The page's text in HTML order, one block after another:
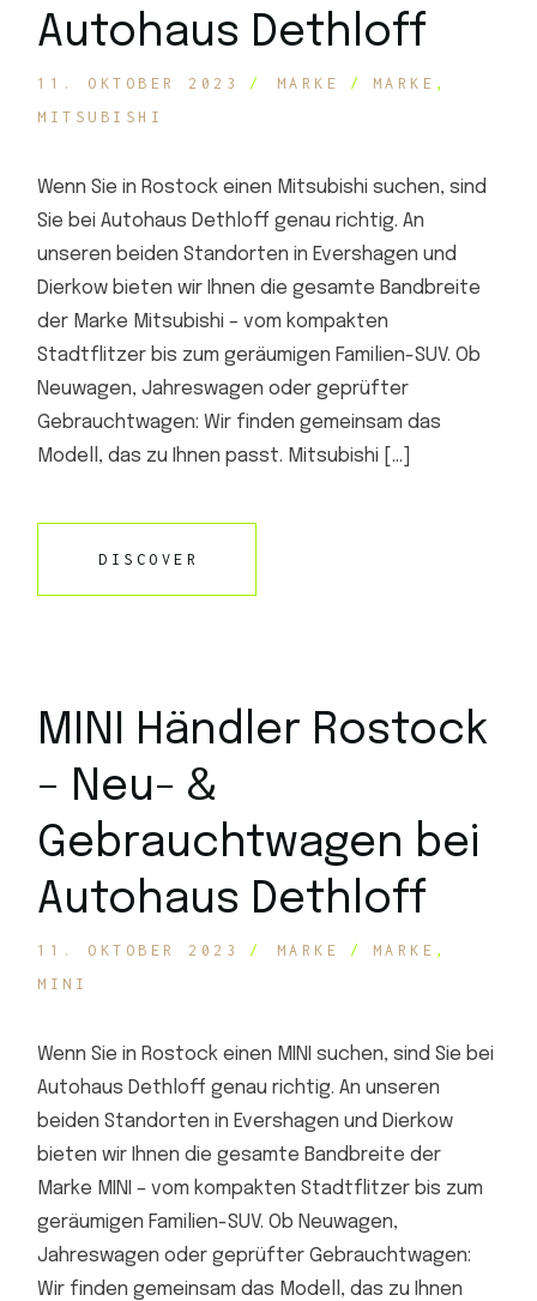
Autohaus Dethloff
11. OKTOBER 2023 MARKE
MARKE
MITSUBISHI
Wenn Sie in Rostock einen Mitsubishi suchen, sind
Sie bei Autohaus Dethloff genau richtig. An
unseren beiden Standorten in Evershagen und
Dierkow bieten wir Ihnen die gesamte Bandbreite
der Marke Mitsubishi – vom kompakten
Stadtflitzer bis zum geräumigen Familien-SUV. Ob
Neuwagen, Jahreswagen oder geprüfter
Gebrauchtwagen: Wir finden gemeinsam das
Modell, das zu Ihnen passt. Mitsubishi […]
DISCOVER
MINI Händler Rostock
– Neu- &
Gebrauchtwagen bei
Autohaus Dethloff
11. OKTOBER 2023 MARKE
MARKE
MINI
Wenn Sie in Rostock einen MINI suchen, sind Sie bei
Autohaus Dethloff genau richtig. An unseren
beiden Standorten in Evershagen und Dierkow
bieten wir Ihnen die gesamte Bandbreite der
Marke MINI – vom kompakten Stadtflitzer bis zum
geräumigen Familien-SUV. Ob Neuwagen,
Jahreswagen oder geprüfter Gebrauchtwagen:
Wir finden gemeinsam das Modell, das zu Ihnen